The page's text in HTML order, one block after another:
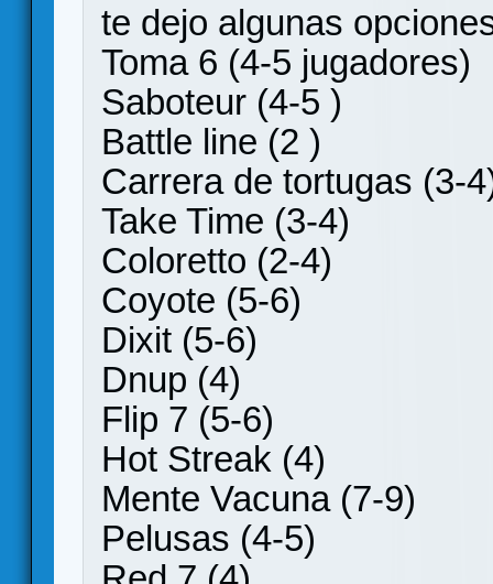
te dejo algunas
Toma 6 (4-5 jugadores)
Saboteur (4-5 )
Battle line (2 )
Carrera de tortugas (3-
Take Time (3-4)
Coloretto (2-4)
Coyote (5-6)
Dixit (5-6)
Dnup (4)
Flip 7 (5-6)
Hot Streak (4)
Mente Vacuna (7-9)
Pelusas (4-5)